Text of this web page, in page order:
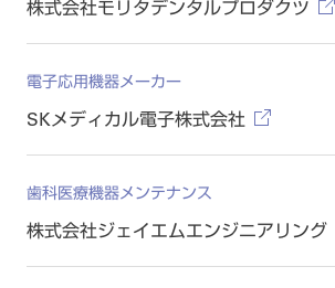
株式会社モリタデンタルプロダクツ
電子応用機器メーカー
SKメディカル電子株式会社
歯科医療機器メンテナンス
株式会社ジェイエムエンジニアリング